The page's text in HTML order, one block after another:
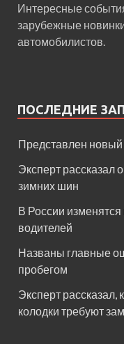
Интересные
зарубежные
автомобилистов.
ПОСЛЕДНИЕ
Представлен новый
Эксперт рассказал
зимних шин
В России
водителей
Названы главные
пробегом
Эксперт рассказал,
колодки требуют